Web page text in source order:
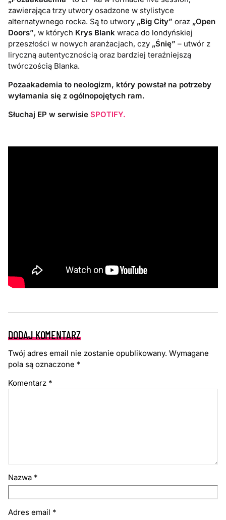
zawierająca trzy utwory osadzone w stylistyce
alternatywnego rocka. Są to utwory „Big City” oraz „Open
Doors”, w których Krys Blank wraca do londyńskiej
przeszłości w nowych aranżacjach, czy „Śnię” – utwór z
liryczną autentycznością oraz bardziej teraźniejszą
twórczością Blanka.
Pozaakademia to neologizm, który powstał na potrzeby
wyłamania się z ogólnopojętych ram.
Słuchaj EP w serwisieSPOTIFY.
DODAJ KOMENTARZ
Twój adres email nie zostanie opublikowany. Wymagane
pola są oznaczone *
Komentarz *
Nazwa *
Adres email *